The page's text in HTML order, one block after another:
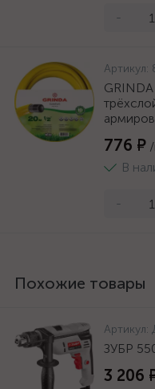
-
Артикул:
776 ₽
В
-
Похожие товары
Артикул:
ЗУБР
3 206